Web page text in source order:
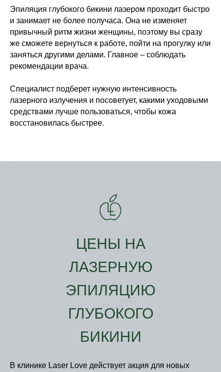
Эпиляция глубокого бикини лазером проходит быстро
и занимает не более получаса. Она не изменяет
привычный ритм жизни женщины, поэтому вы сразу
же сможете вернуться к работе, пойти на прогулку или
заняться другими делами. Главное – соблюдать
рекомендации врача.
Специалист подберет нужную интенсивность
лазерного излучения и посоветует, какими уходовыми
средствами лучше пользоваться, чтобы кожа
восстановилась быстрее.
ЦЕНЫ НА
ЛАЗЕРНУЮ
ЭПИЛЯЦИЮ
ГЛУБОКОГО
БИКИНИ
В клинике Laser Love действует акция для новых